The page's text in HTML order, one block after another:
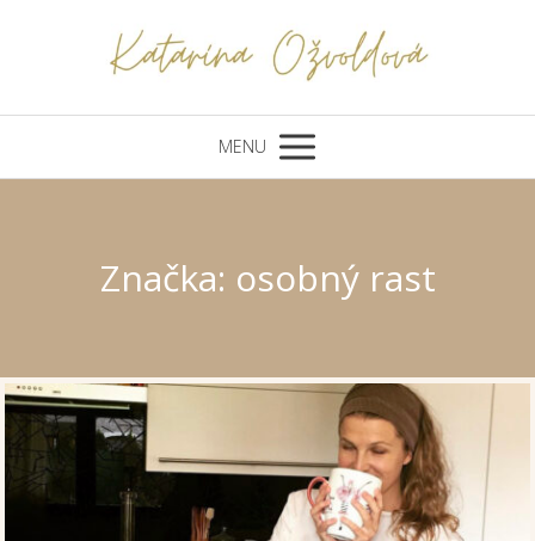
MENU
Značka: osobný rast